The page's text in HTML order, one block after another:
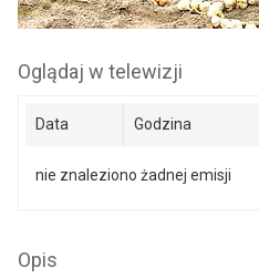
Oglądaj w telewizji
Data Godzina
nie znaleziono żadnej emisji
Opis